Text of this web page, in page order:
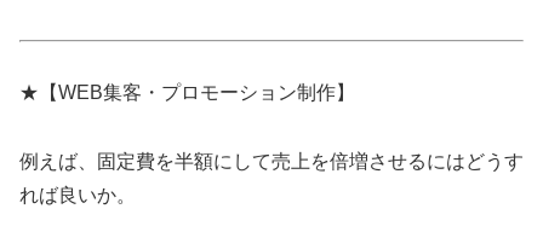
★【WEB集客・プロモーション制作】
例えば、固定費を半額にして売上を倍増させるにはどうす
れば良いか。